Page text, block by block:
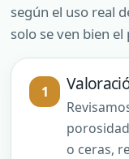
según el uso real
solo se ven bien
o ceras,